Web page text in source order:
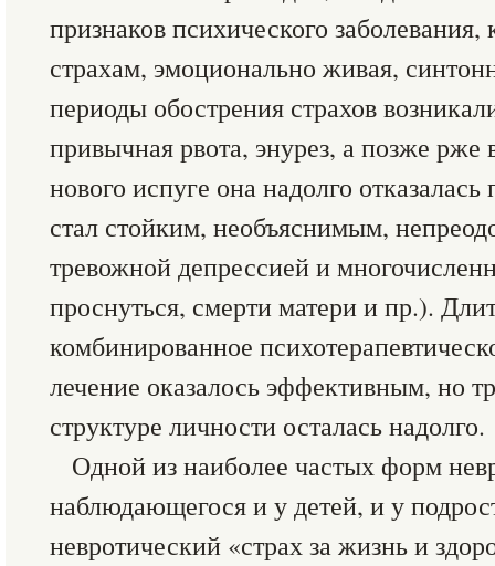
признаков психического
страхам, эмоционально живая,
периоды обострения страхов
привычная рвота, энурез, а позже рже
нового испуге она надолго
стал стойким, необъяснимым,
тревожной депрессией и
проснуться, смерти матери и пр.).
комбинированное
лечение оказалось эффективным, но
структуре личности осталась надолго.
Одной из наиболее частых форм
наблюдающегося и у детей, и у
невротический «страх за жизнь и